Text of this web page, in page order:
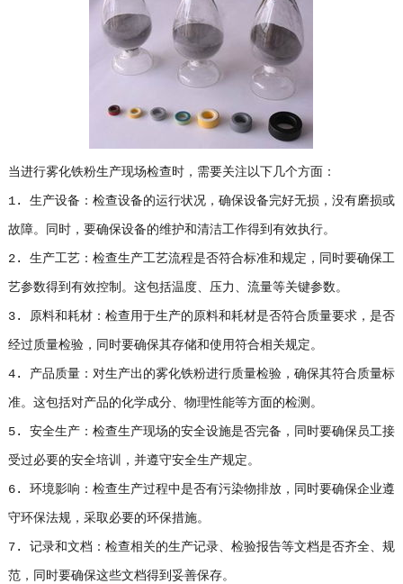
当进行雾化铁粉生产现场检查时，需要关注以下几个方面：
1. 生产设备：检查设备的运行状况，确保设备完好无损，没有磨损或
故障。同时，要确保设备的维护和清洁工作得到有效执行。
2. 生产工艺：检查生产工艺流程是否符合标准和规定，同时要确保工
艺参数得到有效控制。这包括温度、压力、流量等关键参数。
3. 原料和耗材：检查用于生产的原料和耗材是否符合质量要求，是否
经过质量检验，同时要确保其存储和使用符合相关规定。
4. 产品质量：对生产出的雾化铁粉进行质量检验，确保其符合质量标
准。这包括对产品的化学成分、物理性能等方面的检测。
5. 安全生产：检查生产现场的安全设施是否完备，同时要确保员工接
受过必要的安全培训，并遵守安全生产规定。
6. 环境影响：检查生产过程中是否有污染物排放，同时要确保企业遵
守环保法规，采取必要的环保措施。
7. 记录和文档：检查相关的生产记录、检验报告等文档是否齐全、规
范，同时要确保这些文档得到妥善保存。